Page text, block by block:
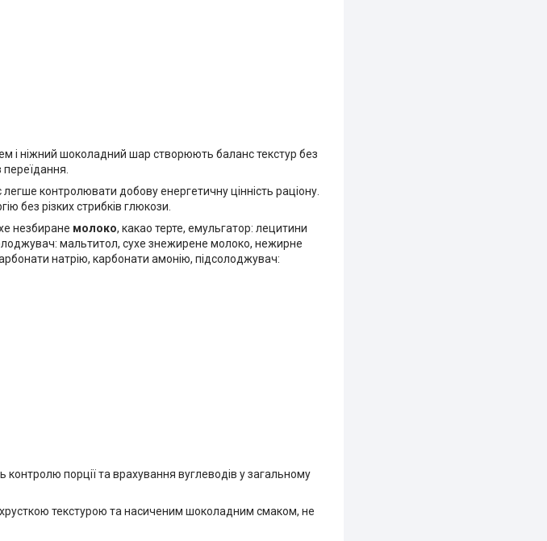
і ніжний шоколадний шар створюють баланс текстур без
контролювати добову енергетичну цінність раціону.
без різких стрибків глюкози.
незбиране молоко, какао терте, емульгатор: лецитини
мальтитол, сухе знежирене молоко, нежирне
натрію, карбонати амонію, підсолоджувач:
порції та врахування вуглеводів у загальному
хрусткою текстурою та насиченим шоколадним смаком, не